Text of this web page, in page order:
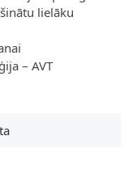
lielāku
– AVT